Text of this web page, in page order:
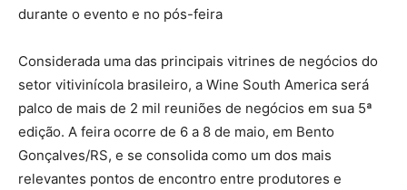
durante o evento e no pós-feira
Considerada uma das principais vitrines de negócios do
setor vitivinícola brasileiro, a Wine South America será
palco de mais de 2 mil reuniões de negócios em sua 5ª
edição. A feira ocorre de 6 a 8 de maio, em Bento
Gonçalves/RS, e se consolida como um dos mais
relevantes pontos de encontro entre produtores e